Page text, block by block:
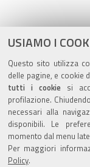
USIAMO I
Questo sito utilizza
delle pagine, e cookie
tutti i cookiesi
profilazione.
necessari alla
disponibili. Le
momento dal menu
Per maggiori
Policy.
sul
documento
ultima